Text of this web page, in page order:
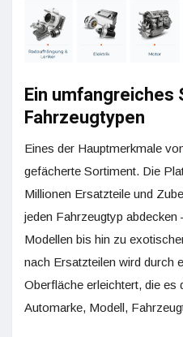
Ein
Fahrzeugtypen
Eines der Hauptmerkmale
gefächerte Sortiment. Die
Millionen Ersatzteile und
jeden Fahrzeugtyp abdecken
Modellen bis hin zu
nach Ersatzteilen wird durch
Oberfläche erleichtert, die es
Automarke, Modell,